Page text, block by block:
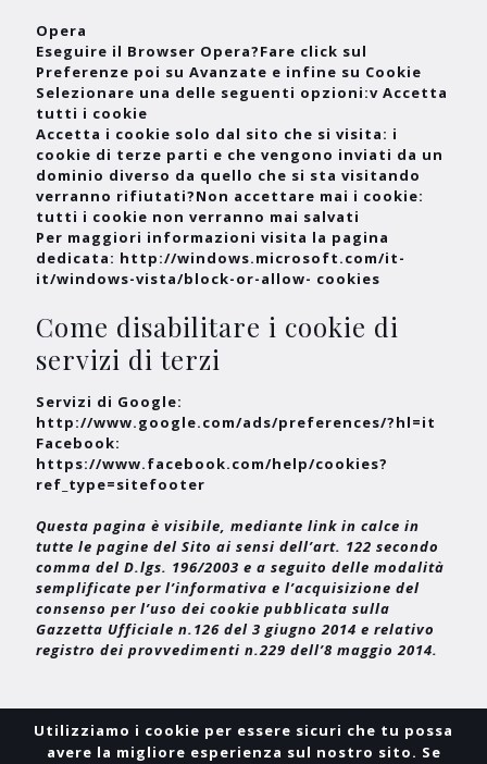
Opera
Eseguire il Browser Opera?Fare click sul
Preferenze poi su Avanzate e infine su Cookie
Selezionare una delle seguenti opzioni:v Accetta
tutti i cookie
Accetta i cookie solo dal sito che si visita: i
cookie di terze parti e che vengono inviati da un
dominio diverso da quello che si sta visitando
verranno rifiutati?Non accettare mai i cookie:
tutti i cookie non verranno mai salvati
Per maggiori informazioni visita la pagina
dedicata: http://windows.microsoft.com/it-
it/windows-vista/block-or-allow- cookies
Come disabilitare i cookie di
servizi di terzi
Servizi di Google:
http://www.google.com/ads/preferences/?hl=it
Facebook:
https://www.facebook.com/help/cookies?
ref_type=sitefooter
Questa pagina è visibile, mediante link in calce in
tutte le pagine del Sito ai sensi dell’art. 122 secondo
comma del D.lgs. 196/2003 e a seguito delle modalità
semplificate per l’informativa e l’acquisizione del
consenso per l’uso dei cookie pubblicata sulla
Gazzetta Ufficiale n.126 del 3 giugno 2014 e relativo
registro dei provvedimenti n.229 dell’8 maggio 2014.
Copyright 2017 - Alba Edile s.r.l. tutti i diritti
Utilizziamo i cookie per essere sicuri che tu possa
avere la migliore esperienza sul nostro sito. Se